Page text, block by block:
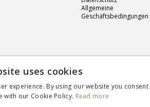
Allgemeine
Geschäftsbedingungen
uses cookies
experience. By using our website you
with our Cookie Policy. Read more